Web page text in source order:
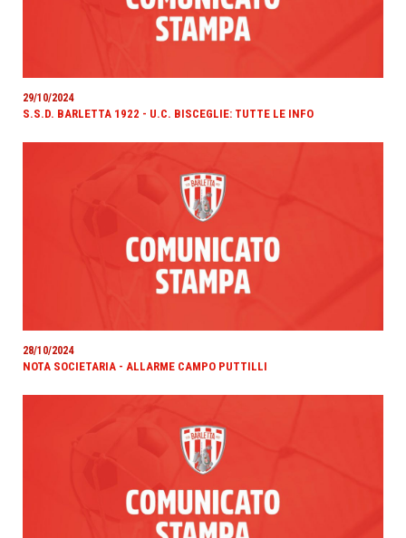
29/10/2024
S.S.D. BARLETTA 1922 - U.C. BISCEGLIE: TUTTE LE INFO
28/10/2024
NOTA SOCIETARIA - ALLARME CAMPO PUTTILLI